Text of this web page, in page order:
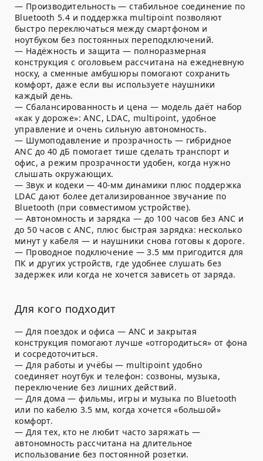
— Производительность — стабильное соединение по
Bluetooth 5.4 и поддержка multipoint позволяют
быстро переключаться между смартфоном и
ноутбуком без постоянных переподключений.
— Надёжность и защита — полноразмерная
конструкция с оголовьем рассчитана на ежедневную
носку, а сменные амбушюры помогают сохранить
комфорт, даже если вы используете наушники
каждый день.
— Сбалансированность и цена — модель даёт набор
«как у дороже»: ANC, LDAC, multipoint, удобное
управление и очень сильную автономность.
— Шумоподавление и прозрачность — гибридное
ANC до 40 дБ помогает тише сделать транспорт и
офис, а режим прозрачности удобен, когда нужно
слышать окружающих.
— Звук и кодеки —40-мм динамики плюс поддержка
LDAC дают более детализированное звучание по
Bluetooth (при совместимом устройстве).
— Автономность и зарядка — до 100 часов без ANC и
до 50 часов с ANC, плюс быстрая зарядка: несколько
минут у кабеля — и наушники снова готовы к дороге.
— Проводное подключение —3.5 мм пригодится для
ПК и других устройств, где удобнее слушать без
задержек или когда не хочется зависеть от заряда.
Для кого подходит
— Для поездок и офиса — ANC и закрытая
конструкция помогают лучше «отгородиться» от фона
и сосредоточиться.
— Для работы и учёбы — multipoint удобно
соединяет ноутбук и телефон: созвоны, музыка,
переключение без лишних действий.
— Для дома — фильмы, игры и музыка по Bluetooth
или по кабелю 3.5 мм, когда хочется «большой»
комфорт.
— Для тех, кто не любит часто заряжать —
автономность рассчитана на длительное
использование без постоянной розетки.